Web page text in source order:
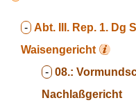
- Abt. III. Rep. 1. Dg
Waisengericht
- 08.:
Nachlaßgericht